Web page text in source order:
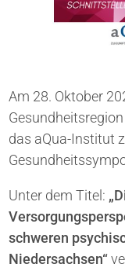
Am 28. Oktober
das aQua-Institut
Unter dem Titel:
schweren
Niedersachsen“